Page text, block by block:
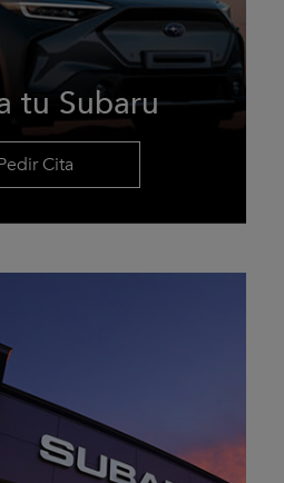
tu Subaru
Cita